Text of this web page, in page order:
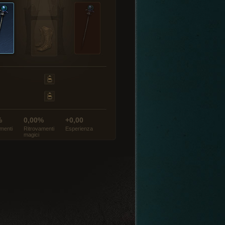
0,00%
Ritrovamenti
magici
+0,00
Esperienza